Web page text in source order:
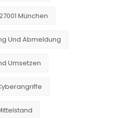
München
Und Abmeldung
Umsetzen